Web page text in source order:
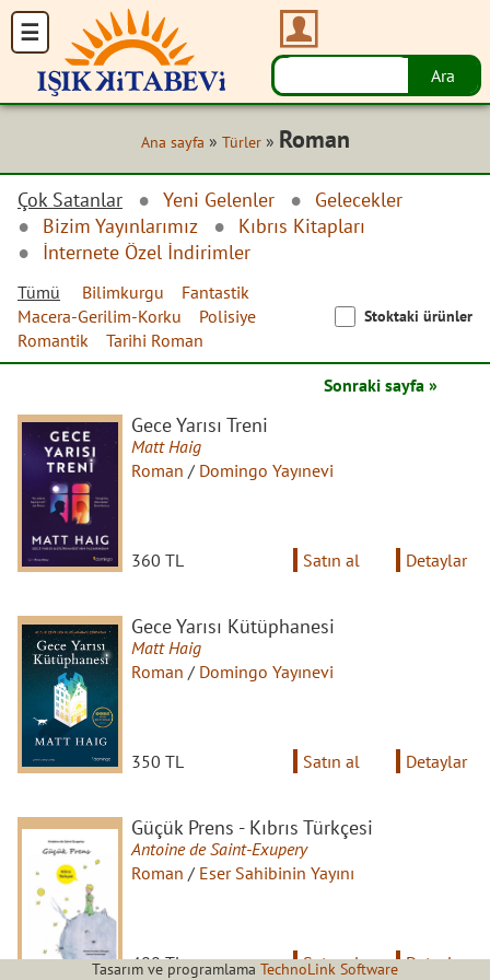
Ana sayfa » Türler» Roman
Çok Satanlar Yeni Gelenler
Gelecekler
Bizim Yayınlarımız
Kıbrıs Kitapları
İnternete Özel İndirimler
Tümü Bilimkurgu
Fantastik
Macera-Gerilim-Korku
Polisiye
Romantik
Tarihi Roman
Stoktaki ürünler
Sonraki sayfa »
Gece Yarısı Treni
Matt Haig
Roman / Domingo Yayınevi
360 TL Satın al Detaylar
Gece Yarısı Kütüphanesi
Matt Haig
Roman / Domingo Yayınevi
350 TL Satın al Detaylar
Güçük Prens - Kıbrıs Türkçesi
Antoine de Saint-Exupery
Roman / Eser Sahibinin Yayını
400 TL Satın al Detaylar
Tasarım ve programlama TechnoLink Software